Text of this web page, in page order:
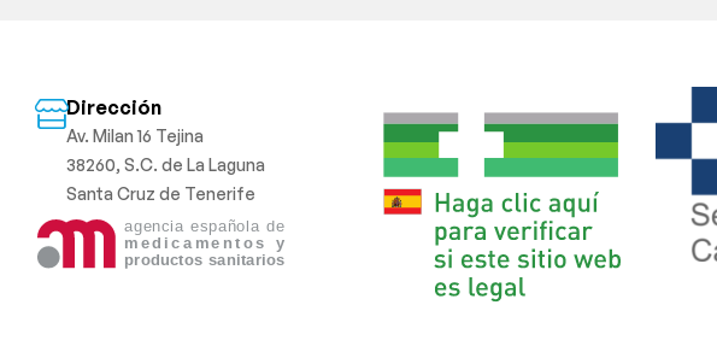
Dirección
Av. Milan 16 Tejina
38260, S.C. de La Laguna
Santa Cruz de Tenerife